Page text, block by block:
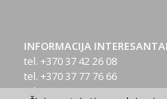
INFORMACIJA
tel. +370 37 42 26 08
tel. +370 37 77 76 66
tel. +370 660 07000